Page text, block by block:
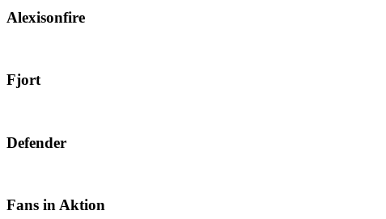
Alexisonfire
Fjort
Defender
Fans in Aktion